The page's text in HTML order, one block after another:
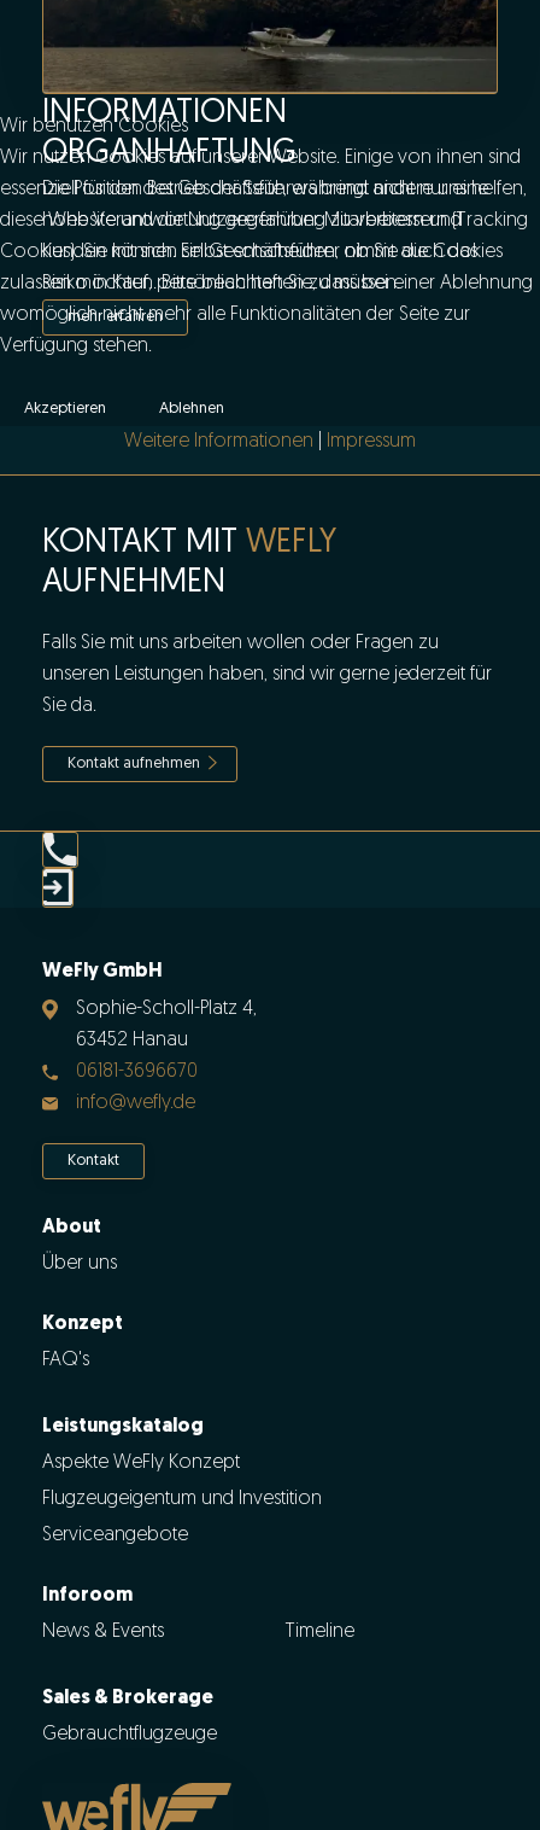
INFORMATIONEN
ORGANHAFTUNG
Die Position des Geschäftsführers bringt nicht nur eine
hohe Verantwortung gegenüber Mitarbeitern und
Kunden mit sich. Ein Geschäftsführer nimmt auch das
Risiko in Kauf, persönlich haften zu müssen.
mehr erfahren
KONTAKT MIT WEFLY
AUFNEHMEN
Falls Sie mit uns arbeiten wollen oder Fragen zu
unseren Leistungen haben, sind wir gerne jederzeit für
Sie da.
Kontakt aufnehmen
WeFly GmbH
Sophie-Scholl-Platz 4,
63452 Hanau
06181-3696670
info@wefly.de
Kontakt
About
Über uns
Konzept
FAQ's
Leistungskatalog
Aspekte WeFly Konzept
Flugzeugeigentum und Investition
Serviceangebote
Inforoom
News & Events
Timeline
Sales & Brokerage
Gebrauchtflugzeuge
Wir benutzen Cookies
Wir nutzen Cookies auf unserer Website. Einige von ihnen sind
essenziell für den Betrieb der Seite, während andere uns helfen,
diese Website und die Nutzererfahrung zu verbessern (Tracking
Cookies). Sie können selbst entscheiden, ob Sie die Cookies
zulassen möchten. Bitte beachten Sie, dass bei einer Ablehnung
womöglich nicht mehr alle Funktionalitäten der Seite zur
Verfügung stehen.
Akzeptieren Ablehnen
Weitere Informationen Impressum